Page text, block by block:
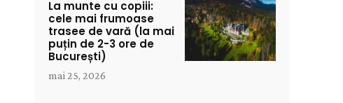
La munte cu copiii:
cele mai frumoase
trasee de vară (la mai
puțin de 2-3 ore de
București)
mai 25, 2026